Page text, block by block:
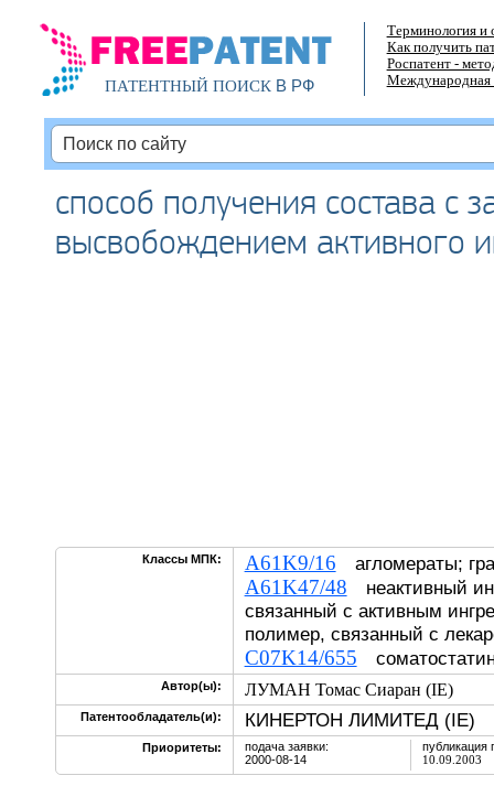
ПАТЕНТНЫЙ ПОИСКВ РФ
Терминология и
Как получить
Роспатент -
Международная
способ получения состава с
высвобождением активного
Классы МПК: A61K9/16 агломераты;
A61K47/48 неактивный
связанный с активным
полимер, связанный с
C07K14/655
Автор(ы): ЛУМАН Томас Сиаран (IE)
Патентообладатель(и): КИНЕРТОН ЛИМИТЕД (IE)
Приоритеты:
подача заявки:
2000-08-14
публикация
10.09.2003